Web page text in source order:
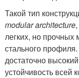
Такой тип
modular architecture
легких, но
стального
достаточно
устойчивость всей